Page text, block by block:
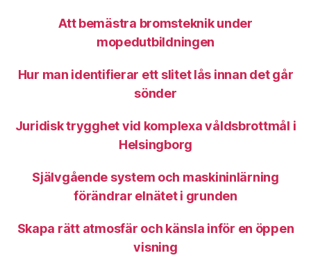
Att bemästra bromsteknik under
mopedutbildningen
Hur man identifierar ett slitet lås innan det går
sönder
Juridisk trygghet vid komplexa våldsbrottmål i
Helsingborg
Självgående system och maskininlärning
förändrar elnätet i grunden
Skapa rätt atmosfär och känsla inför en öppen
visning